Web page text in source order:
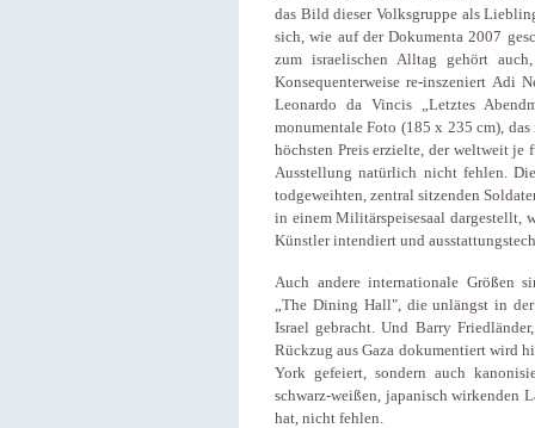
das Bild dieser Volksgruppe als
sich, wie auf der Dokumenta 2007
zum israelischen Alltag gehört
Konsequenterweise re-inszeniert Adi
Leonardo da Vincis „Letztes
monumentale Foto (185 x 235 cm),
höchsten Preis erzielte, der weltweit je
Ausstellung natürlich nicht fehlen.
todgeweihten, zentral sitzenden
in einem Militärspeisesaal
Künstler intendiert und
Auch andere internationale Größen
„The Dining Hall", die unlängst in
Israel gebracht. Und Barry
Rückzug aus Gaza dokumentiert wird
York gefeiert, sondern auch
schwarz-weißen, japanisch wirkenden
hat, nicht fehlen.